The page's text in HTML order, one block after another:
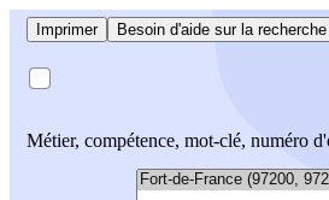
Imprimer Besoin d'aide sur la
Métier, compétence, mot-clé, numéro